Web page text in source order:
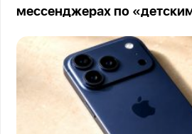
мессенджерах по